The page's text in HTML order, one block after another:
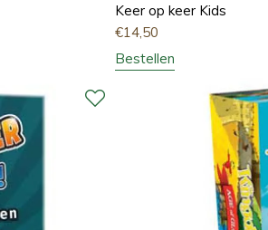
Keer op keer Kids
€14,50
Bestellen